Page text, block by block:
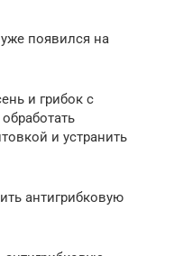
появился на
и грибок с
и устранить
антигрибковую